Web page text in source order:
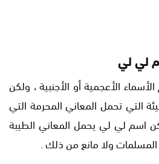
لي لي
الأعجمية أو الأجنبية ، ولكن
التي تحمل المعاني المحرمة التي
اسم لي لي يحمل المعاني الطيبة
المسلمات ولا مانع من ذلك .